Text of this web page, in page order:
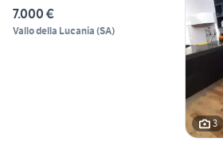
7.000 €
Vallo della Lucania (SA)
3